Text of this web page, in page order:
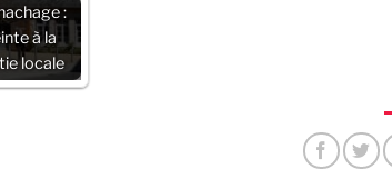
:
à la
locale